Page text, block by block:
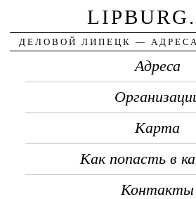
ДЕЛОВОЙ ЛИПЕЦК —
Адреса
Карта
Как попасть в
Контакты